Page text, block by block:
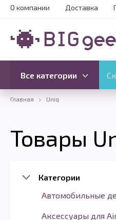
О компании Доставка
Все категории
Все категории
Главная Uniq
Товары
Категории
Автомобильные
Аксессуары для